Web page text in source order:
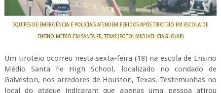
EQUIPES DE EMERGÊNCIA E POLICIAIS ATENDEM FERIDOS APÓS TIROTEIO EM ESCOLA DE
ENSINO MÉDIO EM SANTA FE, TEXAS (FOTO: MICHAEL CIAGLO/AP)
Um tiroteio ocorreu nesta sexta-feira (18) na escola de Ensino
Médio Santa Fe High School, localizado no condado de
Galveston, nos arredores de Houston, Texas. Testemunhas no
local do ataque indicaram que apenas uma pessoa atirou